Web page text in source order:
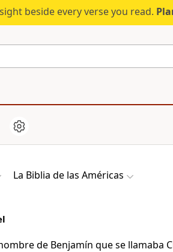
beside every verse you read.
La Biblia de las Américas
de Benjamín que se llamaba